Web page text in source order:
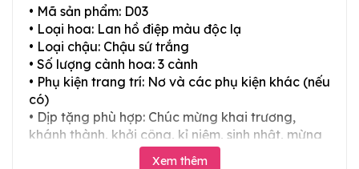
• Mã sản phẩm: D03
• Loại hoa: Lan hồ điệp màu độc lạ
• Loại chậu: Chậu sứ trắng
• Số lượng cành hoa: 3 cành
• Phụ kiện trang trí: Nơ và các phụ kiện khác (nếu
có)
• Dịp tặng phù hợp: Chúc mừng khai trương,
khánh thành, khởi công, kỉ niệm, sinh nhật, mừng
thọ, mừng cưới, tân gia và các ngày lễ tết trong
Xem thêm